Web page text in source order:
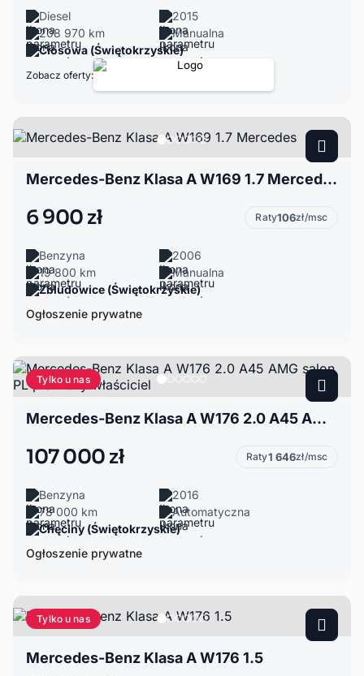
Diesel
2015
208 970 km
Manualna
Ciosowa (Świętokrzyskie)
Zobacz oferty:
Mercedes-Benz Klasa A W169 1.7 Mercedes
6 900 zł Raty106zł/msc
Benzyna
2006
19 800 km
Manualna
Zbludowice (Świętokrzyskie)
Ogłoszenie prywatne
Tylko u nas
Mercedes-Benz Klasa A W176 2.0 A45 AMG salon PL pierwszy właściciel
107 000 zł Raty1 646zł/msc
Benzyna
2016
78 000 km
Automatyczna
Chęciny (Świętokrzyskie)
Ogłoszenie prywatne
Tylko u nas
Mercedes-Benz Klasa A W176 1.5